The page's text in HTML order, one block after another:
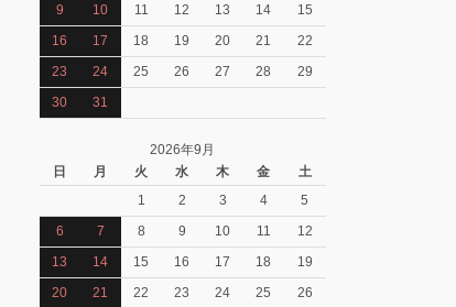
9
10 11 12 13 14
15
16
17 18 19 20 21
22
23
24 25 26 27 28
29
30
31
2026年9月
日
月 火 水 木 金
土
1
2 3 4
5
6
7 8 9 10 11
12
13
14 15 16 17 18
19
20
21 22 23 24 25
26